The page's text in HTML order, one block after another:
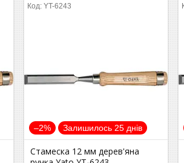
YT-6243
–2% Залишилось 25 днів
Стамеска 12 мм дерев'яна